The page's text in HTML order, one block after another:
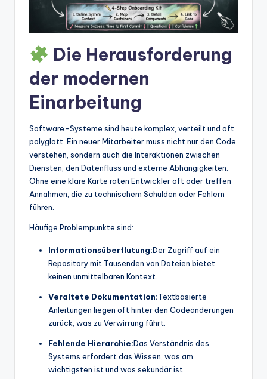
Die Herausforderung
der modernen
Einarbeitung
Software-Systeme sind heute komplex, verteilt und oft
polyglott. Ein neuer Mitarbeiter muss nicht nur den Code
verstehen, sondern auch die Interaktionen zwischen
Diensten, den Datenfluss und externe Abhängigkeiten.
Ohne eine klare Karte raten Entwickler oft oder treffen
Annahmen, die zu technischem Schulden oder Fehlern
führen.
Häufige Problempunkte sind:
Informationsüberflutung:Der Zugriff auf ein
Repository mit Tausenden von Dateien bietet
keinen unmittelbaren Kontext.
Veraltete Dokumentation:Textbasierte
Anleitungen liegen oft hinter den Codeänderungen
zurück, was zu Verwirrung führt.
Fehlende Hierarchie:Das Verständnis des
Systems erfordert das Wissen, was am
wichtigsten ist und was sekundär ist.